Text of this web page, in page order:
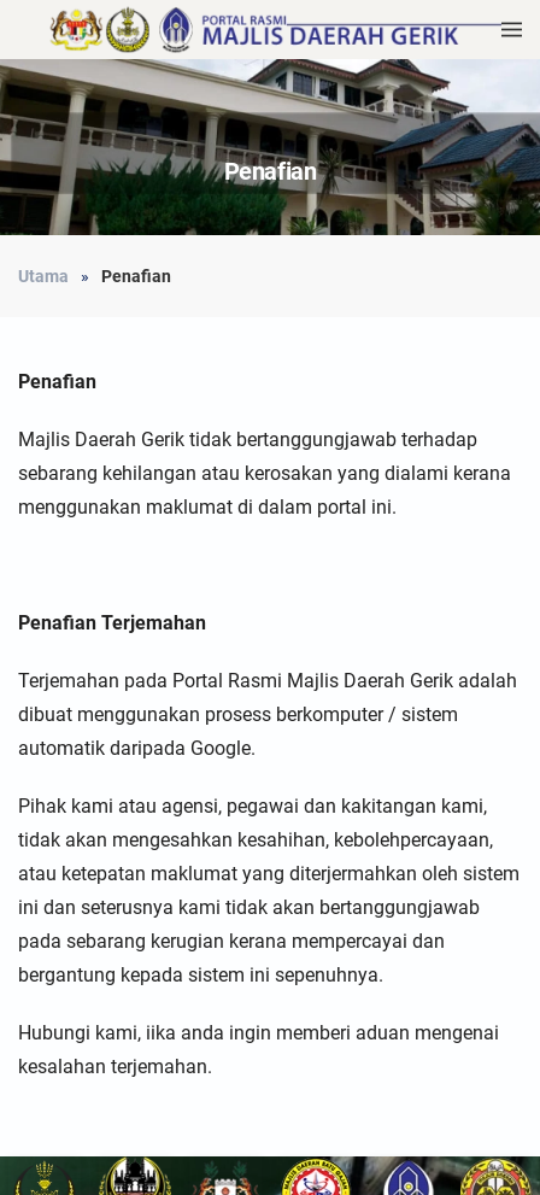
Penafian
Utama Penafian
Penafian
Majlis Daerah Gerik tidak bertanggungjawab terhadap
sebarang kehilangan atau kerosakan yang dialami kerana
menggunakan maklumat di dalam portal ini.
Penafian Terjemahan
Terjemahan pada Portal Rasmi Majlis Daerah Gerik adalah
dibuat menggunakan prosess berkomputer / sistem
automatik daripada Google.
Pihak kami atau agensi, pegawai dan kakitangan kami,
tidak akan mengesahkan kesahihan, kebolehpercayaan,
atau ketepatan maklumat yang diterjermahkan oleh sistem
ini dan seterusnya kami tidak akan bertanggungjawab
pada sebarang kerugian kerana mempercayai dan
bergantung kepada sistem ini sepenuhnya.
Hubungi kami, iika anda ingin memberi aduan mengenai
kesalahan terjemahan.